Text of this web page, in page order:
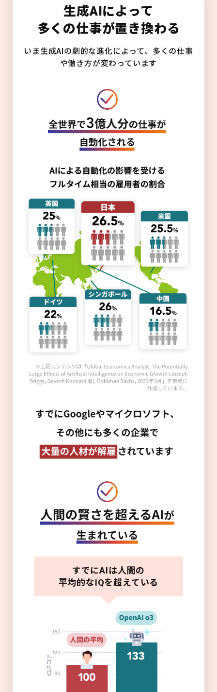
生成AIによって
多くの仕事が置き換わる
いま生成AIの劇的な進化によって、多くの仕事
や働き方が変わっています
すでにAIは人間の
平均的なIQを超えている